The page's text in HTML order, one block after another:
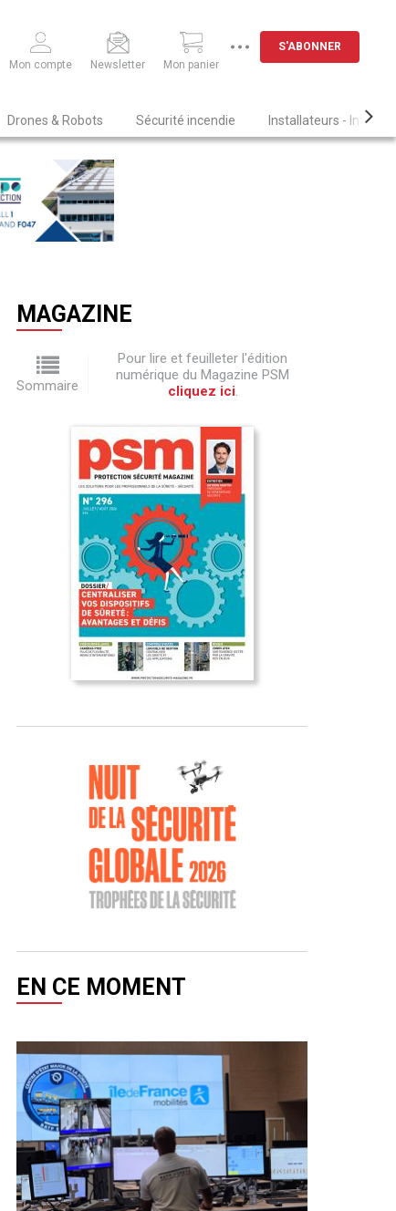
Mon compte Newsletter Mon panier
S'ABONNER
Drones & Robots Sécurité incendie Installateurs -
MAGAZINE
Sommaire
Pour lire et feuilleter l'édition
numérique du Magazine PSM
cliquez ici.
EN CE MOMENT